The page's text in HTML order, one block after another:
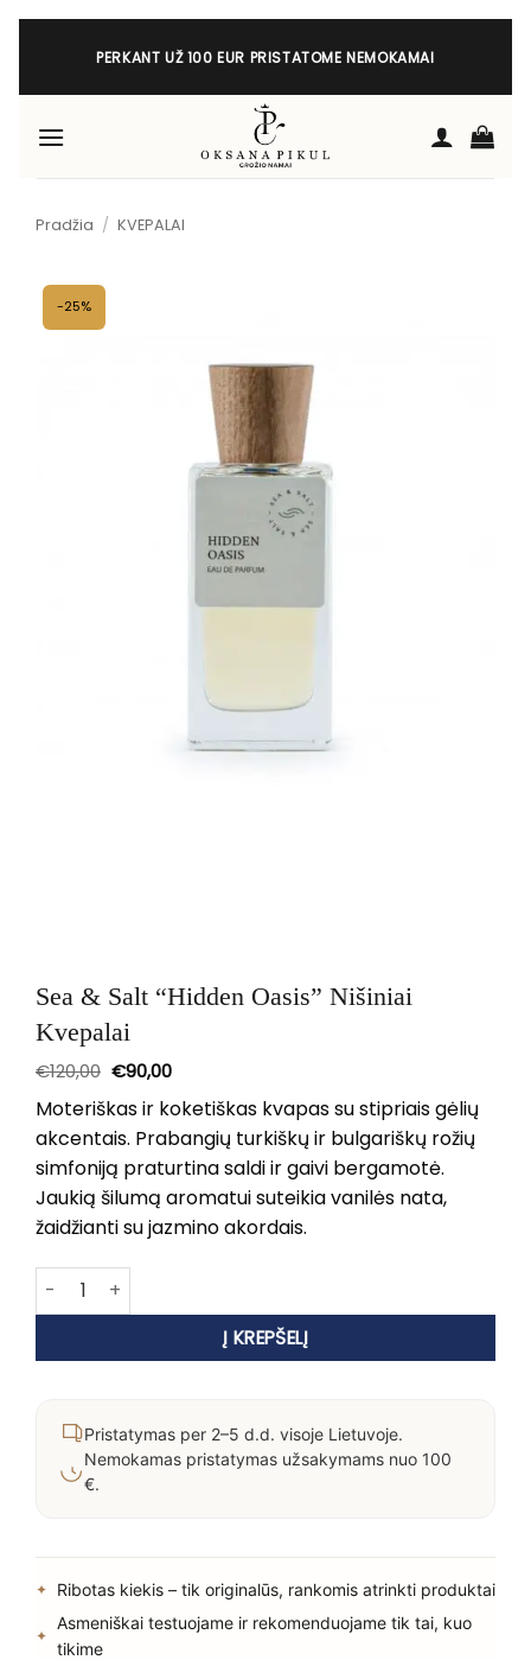
Skip
PERKANT UŽ 100 EUR PRISTATOME NEMOKAMAI
Pradžia / KVEPALAI
-25%
Sea & Salt “Hidden Oasis” Nišiniai
Kvepalai
€120,00 Original
price
was:
€120,00.
€90,00Current
is:
€90,00.
Moteriškas ir koketiškas kvapas su stipriais gėlių
akcentais. Prabangių turkiškų ir bulgariškų rožių
simfoniją praturtina saldi ir gaivi bergamotė.
Jaukią šilumą aromatui suteikia vanilės nata,
žaidžianti su jazmino akordais.
produkto kiekis: Sea & Salt "Hidden Oasis" Nišiniai Kvepalai
Į KREPŠELĮ
Pristatymas per 2–5 d.d. visoje Lietuvoje.
Nemokamas pristatymas užsakymams nuo 100
€.
Ribotas kiekis – tik originalūs, rankomis atrinkti produktai
Asmeniškai testuojame ir rekomenduojame tik tai, kuo
tikime